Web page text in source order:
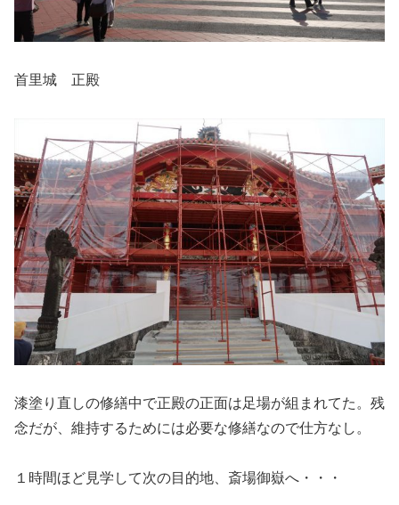
首里城 正殿
漆塗り直しの修繕中で正殿の正面は足場が組まれてた。残
念だが、維持するためには必要な修繕なので仕方なし。
１時間ほど見学して次の目的地、斎場御嶽へ・・・